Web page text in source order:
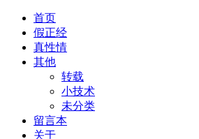
首页
假正经
真性情
其他
转载
小技术
未分类
留言本
关于